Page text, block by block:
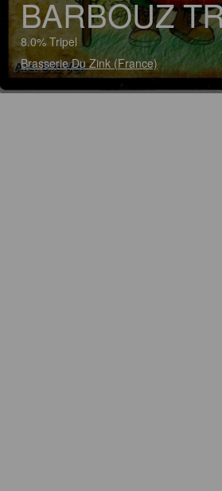
BARBOUZ
8.0% Tripel
Brasserie Du Zink (France)